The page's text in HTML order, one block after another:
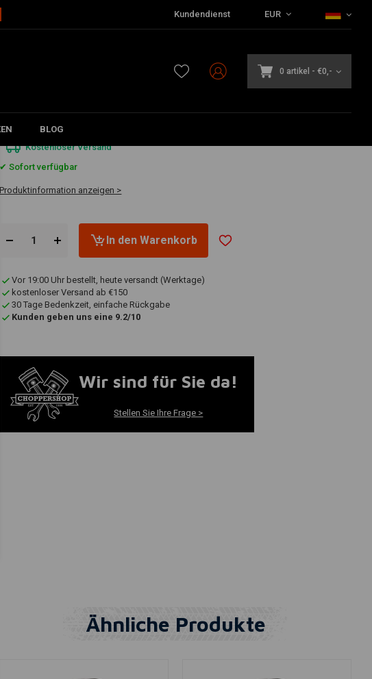
Kundendienst EUR
0 artikel - €0,-
BLOG
10 XL (ABS)(NU)
€528,98
Kostenloser Versand
✔ Sofort verfügbar
Produktinformation anzeigen >
In den Warenkorb
Vor 19:00 Uhr bestellt, heute versandt (Werktage)
kostenloser Versand ab €150
30 Tage Bedenkzeit, einfache Rückgabe
Kunden geben uns eine 9.2/10
Wir sind für Sie da!
Stellen Sie Ihre Frage >
Ähnliche Produkte